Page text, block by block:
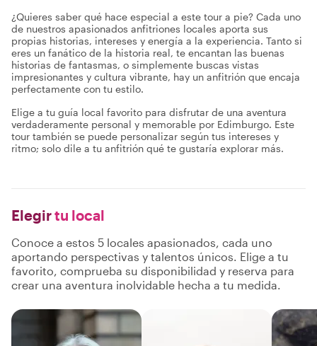
¿Quieres saber qué hace especial a este tour a pie? Cada uno
de nuestros apasionados anfitriones locales aporta sus
propias historias, intereses y energía a la experiencia. Tanto si
eres un fanático de la historia real, te encantan las buenas
historias de fantasmas, o simplemente buscas vistas
impresionantes y cultura vibrante, hay un anfitrión que encaja
perfectamente con tu estilo.
Elige a tu guía local favorito para disfrutar de una aventura
verdaderamente personal y memorable por Edimburgo. Este
tour también se puede personalizar según tus intereses y
ritmo; solo dile a tu anfitrión qué te gustaría explorar más.
Elegirtu local
Conoce a estos 5 locales apasionados, cada uno
aportando perspectivas y talentos únicos. Elige a tu
favorito, comprueba su disponibilidad y reserva para
crear una aventura inolvidable hecha a tu medida.